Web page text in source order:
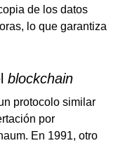
de los datos
lo que garantiza
blockchain
protocolo similar
por
En 1991, otro